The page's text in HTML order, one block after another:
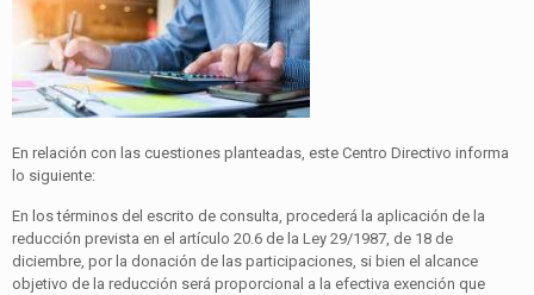
En relación con las cuestiones planteadas, este Centro Directivo informa
lo siguiente:
En los términos del escrito de consulta, procederá la aplicación de la
reducción prevista en el artículo 20.6 de la Ley 29/1987, de 18 de
diciembre, por la donación de las participaciones, si bien el alcance
objetivo de la reducción será proporcional a la efectiva exención que